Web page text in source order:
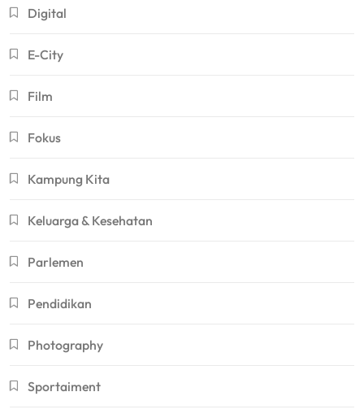
Digital
E-City
Film
Fokus
Kampung Kita
Keluarga & Kesehatan
Parlemen
Pendidikan
Photography
Sportaiment